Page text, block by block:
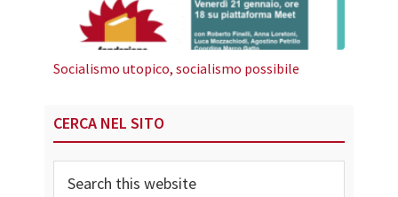
Socialismo utopico, socialismo possibile
Primary
Sidebar
CERCA NEL SITO
this